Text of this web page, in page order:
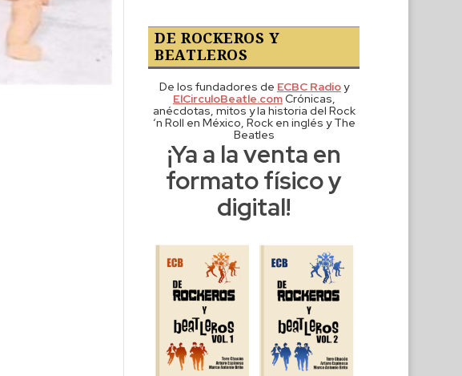
DE ROCKEROS Y
BEATLEROS
De los fundadores de ECBC Radioy
ElCirculoBeatle.comCrónicas,
anécdotas, mitos y la historia del Rock
‘n Roll en México, Rock en inglés y The
Beatles
¡Ya a la venta en
formato físico y
digital!